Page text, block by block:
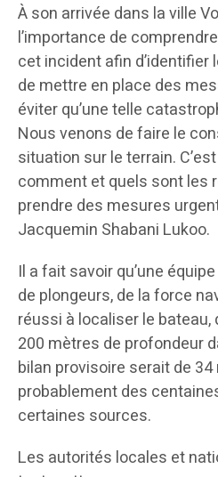
À son arrivée dans la ville
l’importance de
cet incident afin
de mettre en place des
éviter qu’une telle
Nous venons de faire le
situation sur le terrain.
comment et quels sont les
prendre des mesures
Jacquemin Shabani Lukoo.
Il a fait savoir qu’une
de plongeurs, de la force
réussi à localiser le bateau,
200 mètres de profondeur
bilan provisoire serait de
probablement des
certaines sources.
Les autorités locales et